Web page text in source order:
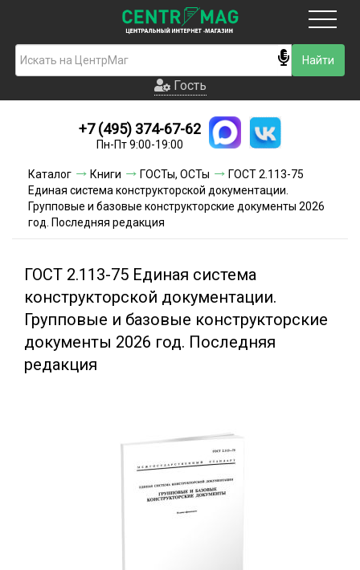
Гость
Новинки
Условия доставки
Условия оплаты
Акции и скидки
Гость
+7 (495) 374-67-62
Пн-Пт 9:00-19:00
Каталог Книги ГОСТы, ОСТы
ГОСТ 2.113-75
Единая система конструкторской документации.
Групповые и базовые конструкторские документы 2026
год. Последняя редакция
ГОСТ 2.113-75 Единая система
конструкторской документации.
Групповые и базовые конструкторские
документы 2026 год. Последняя
редакция